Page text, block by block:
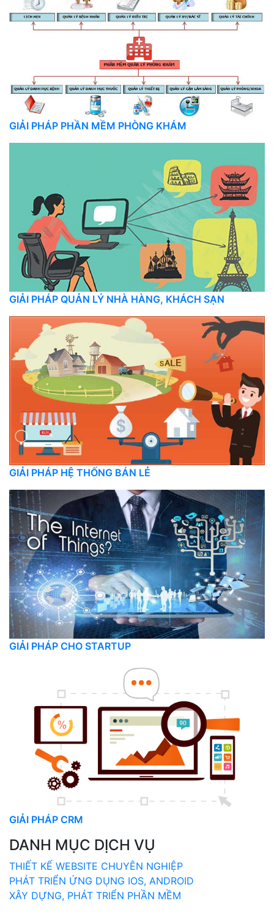
GIẢI PHÁP PHẦN MỀM PHÒNG KHÁM
GIẢI PHÁP QUẢN LÝ NHÀ HÀNG, KHÁCH SẠN
GIẢI PHÁP HỆ THỐNG BÁN LẺ
GIẢI PHÁP CHO STARTUP
GIẢI PHÁP CRM
DANH MỤC DỊCH VỤ
THIẾT KẾ WEBSITE CHUYÊN NGHIỆP
PHÁT TRIỂN ỨNG DỤNG IOS, ANDROID
XÂY DỰNG, PHÁT TRIỂN PHẦN MỀM